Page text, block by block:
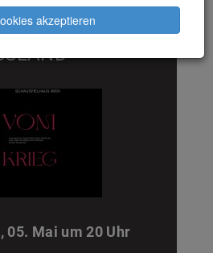
LEBEN
INVASION
05. Mai um 20 Uhr
akzeptieren